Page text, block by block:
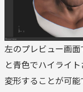
左のプレビュー画
と青色でハイライ
変形することが可能